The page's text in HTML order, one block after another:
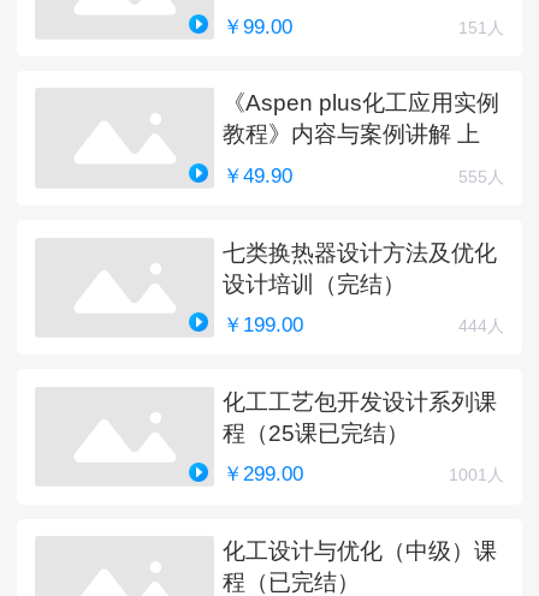
￥99.00 151人
《Aspen plus化工应用实例
教程》内容与案例讲解 上
￥49.90 555人
七类换热器设计方法及优化
设计培训（完结）
￥199.00 444人
化工工艺包开发设计系列课
程（25课已完结）
￥299.00 1001人
化工设计与优化（中级）课
程（已完结）